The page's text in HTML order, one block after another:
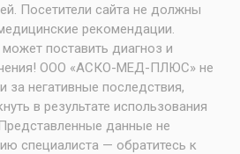
Посетители сайта не должны
рекомендации.
поставить диагноз и
ООО «АСКО-МЕД-ПЛЮС» не
за негативные последствия,
в результате использования
данные не
специалиста — обратитесь к